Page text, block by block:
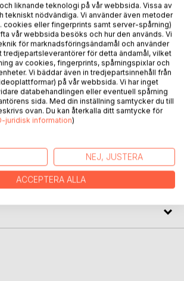
han var sønn av kong Magnus
han ha status som konge i Norge. Han
oppnå dette, men ble motarbeidet av
hele endte dramatisk i slaget på
I PRESSEN
liknande teknologi på vår webbsida. Vissa av
tekniskt nödvändiga. Vi använder även metoder
cookies eller fingerprints samt server-spårning)
vår webbsida besöks och hur den används. Vi
för marknadsföringsändamål och använder
tredjepartsleverantörer för detta ändamål, vilket
av cookies, fingerprints, spårningspixlar och
Vi bäddar även in tredjepartsinnehåll från
på vår webbsida. Vi har inget
databehandlingen eller eventuell spårning
sida. Med din inställning samtycker du till
ovan. Du kan återkalla ditt samtycke för
juridisk information)
NEJ, JUSTERA
ACCEPTERA ALLA